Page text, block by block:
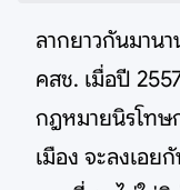
ลากยาวกันมาน
คสช. เมื่อปี
กฎหมายนิรโทษ
เมือง จะลงเอย